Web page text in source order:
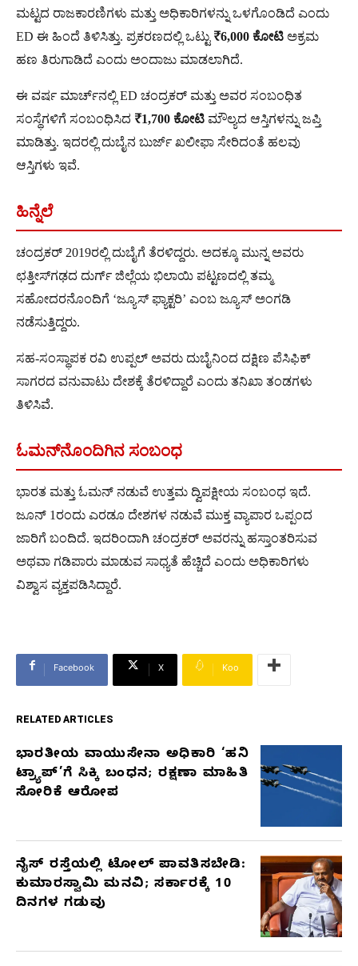
ಮಟ್ಟದ ರಾಜಕಾರಣಿಗಳು ಮತ್ತು ಅಧಿಕಾರಿಗಳನ್ನು ಒಳಗೊಂಡಿದೆ ಎಂದು
ED ಈ ಹಿಂದೆ ತಿಳಿಸಿತ್ತು. ಪ್ರಕರಣದಲ್ಲಿ ಒಟ್ಟು ₹6,000 ಕೋಟಿ ಅಕ್ರಮ
ಹಣ ತಿರುಗಾಡಿದೆ ಎಂದು ಅಂದಾಜು ಮಾಡಲಾಗಿದೆ.
ಈ ವರ್ಷ ಮಾರ್ಚ್‌ನಲ್ಲಿ ED ಚಂದ್ರಕರ್ ಮತ್ತು ಅವರ ಸಂಬಂಧಿತ
ಸಂಸ್ಥೆಗಳಿಗೆ ಸಂಬಂಧಿಸಿದ ₹1,700 ಕೋಟಿ ಮೌಲ್ಯದ ಆಸ್ತಿಗಳನ್ನು ಜಪ್ತಿ
ಮಾಡಿತ್ತು. ಇದರಲ್ಲಿ ದುಬೈನ ಬುರ್ಜ್ ಖಲೀಫಾ ಸೇರಿದಂತೆ ಹಲವು
ಆಸ್ತಿಗಳು ಇವೆ.
ಹಿನ್ನೆಲೆ
ಚಂದ್ರಕರ್ 2019ರಲ್ಲಿ ದುಬೈಗೆ ತೆರಳಿದ್ದರು. ಅದಕ್ಕೂ ಮುನ್ನ ಅವರು
ಛತ್ತೀಸ್‌ಗಢದ ದುರ್ಗ್ ಜಿಲ್ಲೆಯ ಭಿಲಾಯಿ ಪಟ್ಟಣದಲ್ಲಿ ತಮ್ಮ
ಸಹೋದರನೊಂದಿಗೆ ‘ಜ್ಯೂಸ್ ಫ್ಯಾಕ್ಟರಿ’ ಎಂಬ ಜ್ಯೂಸ್ ಅಂಗಡಿ
ನಡೆಸುತ್ತಿದ್ದರು.
ಸಹ-ಸಂಸ್ಥಾಪಕ ರವಿ ಉಪ್ಪಲ್ ಅವರು ದುಬೈನಿಂದ ದಕ್ಷಿಣ ಪೆಸಿಫಿಕ್
ಸಾಗರದ ವನುವಾಟು ದೇಶಕ್ಕೆ ತೆರಳಿದ್ದಾರೆ ಎಂದು ತನಿಖಾ ತಂಡಗಳು
ತಿಳಿಸಿವೆ.
ಓಮನ್‌ನೊಂದಿಗಿನ ಸಂಬಂಧ
ಭಾರತ ಮತ್ತು ಓಮನ್ ನಡುವೆ ಉತ್ತಮ ದ್ವಿಪಕ್ಷೀಯ ಸಂಬಂಧ ಇದೆ.
ಜೂನ್ 1ರಂದು ಎರಡೂ ದೇಶಗಳ ನಡುವೆ ಮುಕ್ತ ವ್ಯಾಪಾರ ಒಪ್ಪಂದ
ಜಾರಿಗೆ ಬಂದಿದೆ. ಇದರಿಂದಾಗಿ ಚಂದ್ರಕರ್ ಅವರನ್ನು ಹಸ್ತಾಂತರಿಸುವ
ಅಥವಾ ಗಡಿಪಾರು ಮಾಡುವ ಸಾಧ್ಯತೆ ಹೆಚ್ಚಿದೆ ಎಂದು ಅಧಿಕಾರಿಗಳು
ವಿಶ್ವಾಸ ವ್ಯಕ್ತಪಡಿಸಿದ್ದಾರೆ.
Facebook X Koo
RELATED ARTICLES
RELATED
ARTICLES
ಭಾರತೀಯ ವಾಯುಸೇನಾ ಅಧಿಕಾರಿ ‘ಹನಿ
ಟ್ರ್ಯಾಪ್’ಗೆ ಸಿಕ್ಕಿ ಬಂಧನ; ರಕ್ಷಣಾ ಮಾಹಿತಿ
ಸೋರಿಕೆ ಆರೋಪ
ನೈಸ್ ರಸ್ತೆಯಲ್ಲಿ ಟೋಲ್ ಪಾವತಿಸಬೇಡಿ:
ಕುಮಾರಸ್ವಾಮಿ ಮನವಿ; ಸರ್ಕಾರಕ್ಕೆ 10
ದಿನಗಳ ಗಡುವು